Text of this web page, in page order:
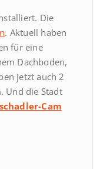
Die
. Aktuell haben
für eine
Dachboden,
jetzt auch 2
. Und die Stadt
Cam